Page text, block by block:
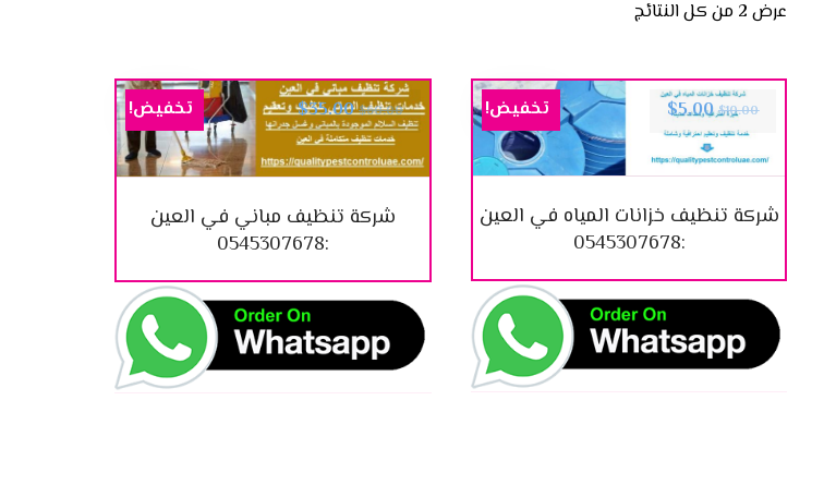
عرض ⁦2⁩ من كل النتائج
شركة تنظيف خزانات المياه في العين
:0545307678
$10.00
$5.00 تخفيض!
شركة تنظيف مباني في العين
:0545307678
$60.00
$35.00 تخفيض!